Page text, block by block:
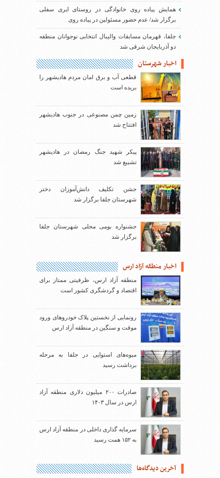
همایش پیاده روی خانوادگی در روستای ایری سفلی
برگزار شد/ عدم حضور مسئولین در پیاده روی
جلفا، قهرمان مسابقات والیبال انتخابی نوجوانان منطقه
دو آذربایجان شرقی شد
اخبار شهرستان
قطعی آب و برق امان مردم هادیشهر را
بریده است
زمین چمن مصنوعی در جنوب هادیشهر
افتتاح شد
پیکر شهید جنگ رمضان در هادیشهر
تشییع شد
جشن تکلیف دانش‌آموزان دختر
شهرستان جلفا برگزار شد
جشنواره بومی محلی شهرستان جلفا
برگزار شد
اخبار منطقه آزاد ارس
منطقه آزاد ارس، ظرفیتی ممتاز برای
اقتصاد و گردشگری کشور است
رونمایی از نخستین پلاک خودروهای ورود
موقت و سنگین در منطقه آزاد ارس
میوه‌های استوایی در جلفا به مرحله
برداشت رسید
صادرات ۲۰۰ میلیون دلاری منطقه آزاد
ارس در سال ۱۴۰۳
سرمایه گذاری داخلی در منطقه آزاد ارس
به ۱۵۲ همت رسید
آخرین دیدگاه‌ها